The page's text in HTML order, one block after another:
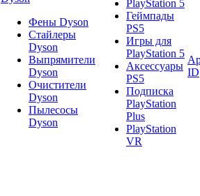
Фены Dyson
Стайлеры
Dyson
Выпрямители
Dyson
Очистители
Dyson
Пылесосы
Dyson
PlayStation 5
Геймпады
PS5
Игры для
PlayStation 5
Аксессуары
PS5
Подписка
PlayStation
Plus
PlayStation
VR
ID